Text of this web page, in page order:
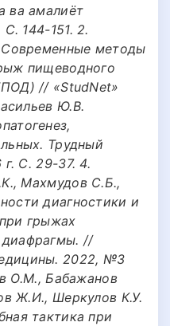
ва амалиёт
144-151. 2.
методы
пищеводного
// «StudNet»
Ю.В.
Трудный
С. 29-37. 4.
Махмудов С.Б.,
диагностики и
грыжах
диафрагмы. //
2022, №3
О.М., Бабажанов
Ж.И., Шеркулов К.У.
тактика при